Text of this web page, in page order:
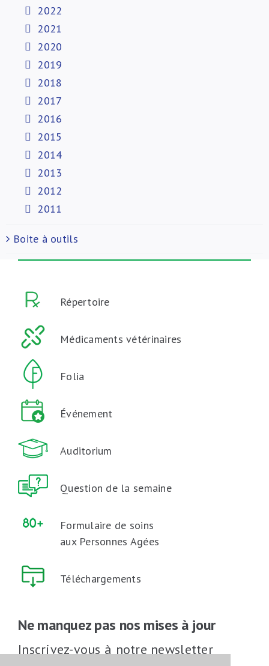
2022
2021
2020
2019
2018
2017
2016
2015
2014
2013
2012
2011
Boite à outils
Répertoire
Médicaments vétérinaires
Folia
Événement
Auditorium
Question de la semaine
Formulaire de soins
aux Personnes Agées
Téléchargements
Ne manquez pas nos mises à jour
Inscrivez-vous à notre newsletter